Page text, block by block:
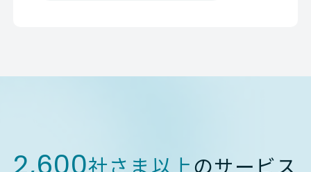
2,600社さま以上のサービス